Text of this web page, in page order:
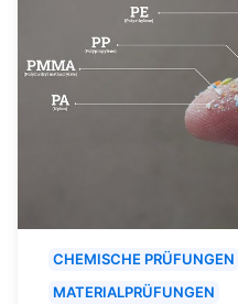
CHEMISCHE PRÜFUNGEN
MATERIALPRÜFUNGEN